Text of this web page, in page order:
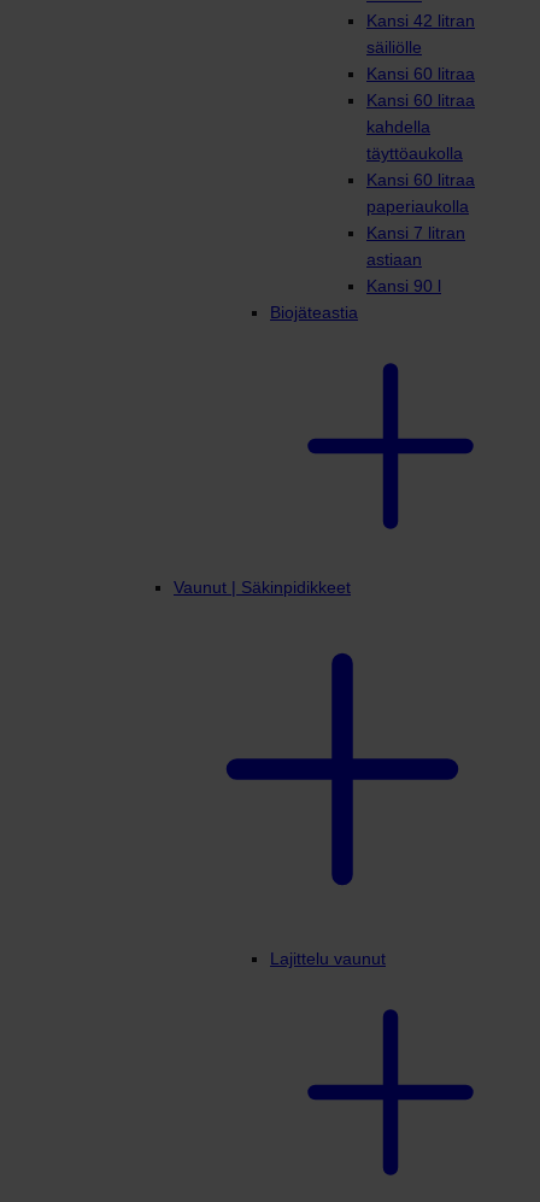
Kansi 42 litran
säiliölle
Kansi 60 litraa
Kansi 60 litraa
kahdella
täyttöaukolla
Kansi 60 litraa
paperiaukolla
Kansi 7 litran
astiaan
Kansi 90 l
Biojäteastia
Vaunut | Säkinpidikkeet
Lajittelu vaunut